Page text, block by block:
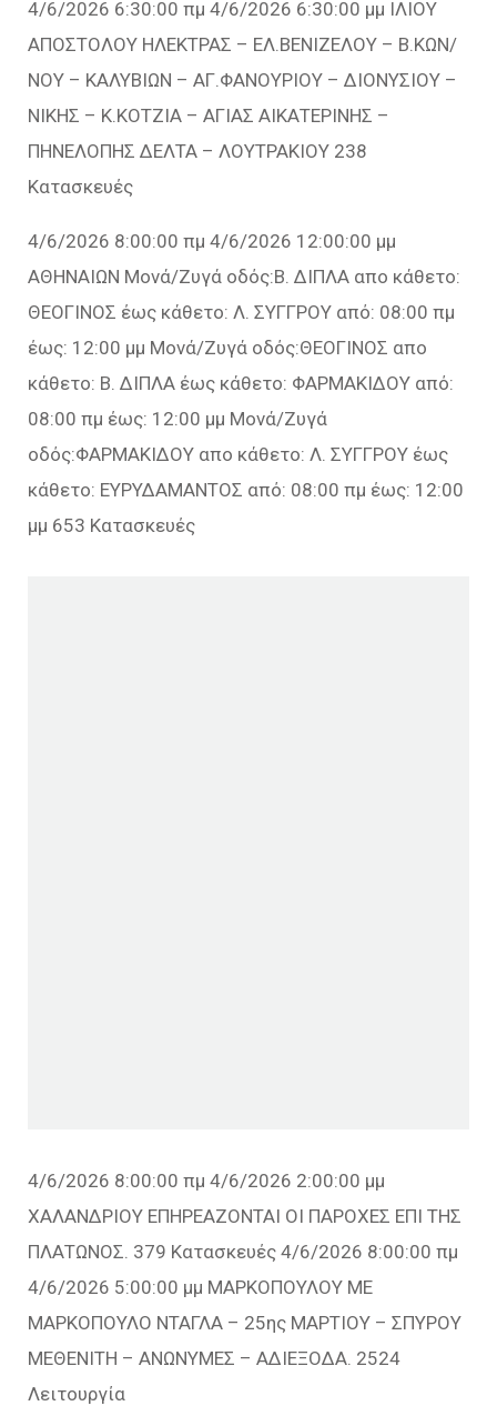
4/6/2026 6:30:00 πμ 4/6/2026 6:30:00 μμ ΙΛΙΟΥ
ΑΠΟΣΤΟΛΟΥ ΗΛΕΚΤΡΑΣ – ΕΛ.ΒΕΝΙΖΕΛΟΥ – Β.ΚΩΝ/
ΝΟΥ – ΚΑΛΥΒΙΩΝ – ΑΓ.ΦΑΝΟΥΡΙΟΥ – ΔΙΟΝΥΣΙΟΥ –
ΝΙΚΗΣ – Κ.ΚΟΤΖΙΑ – ΑΓΙΑΣ ΑΙΚΑΤΕΡΙΝΗΣ –
ΠΗΝΕΛΟΠΗΣ ΔΕΛΤΑ – ΛΟΥΤΡΑΚΙΟΥ 238
Κατασκευές
4/6/2026 8:00:00 πμ 4/6/2026 12:00:00 μμ
ΑΘΗΝΑΙΩΝ Μονά/Ζυγά οδός:Β. ΔΙΠΛΑ απο κάθετο:
ΘΕΟΓΙΝΟΣ έως κάθετο: Λ. ΣΥΓΓΡΟΥ από: 08:00 πμ
έως: 12:00 μμ Μονά/Ζυγά οδός:ΘΕΟΓΙΝΟΣ απο
κάθετο: Β. ΔΙΠΛΑ έως κάθετο: ΦΑΡΜΑΚΙΔΟΥ από:
08:00 πμ έως: 12:00 μμ Μονά/Ζυγά
οδός:ΦΑΡΜΑΚΙΔΟΥ απο κάθετο: Λ. ΣΥΓΓΡΟΥ έως
κάθετο: ΕΥΡΥΔΑΜΑΝΤΟΣ από: 08:00 πμ έως: 12:00
μμ 653 Κατασκευές
4/6/2026 8:00:00 πμ 4/6/2026 2:00:00 μμ
ΧΑΛΑΝΔΡΙΟΥ ΕΠΗΡΕΑΖΟΝΤΑΙ ΟΙ ΠΑΡΟΧΕΣ ΕΠΙ ΤΗΣ
ΠΛΑΤΩΝΟΣ. 379 Κατασκευές 4/6/2026 8:00:00 πμ
4/6/2026 5:00:00 μμ ΜΑΡΚΟΠΟΥΛΟΥ ΜΕ
ΜΑΡΚΟΠΟΥΛΟ ΝΤΑΓΛΑ – 25ης ΜΑΡΤΙΟΥ – ΣΠΥΡΟΥ
ΜΕΘΕΝΙΤΗ – ΑΝΩΝΥΜΕΣ – ΑΔΙΕΞΟΔΑ. 2524
Λειτουργία